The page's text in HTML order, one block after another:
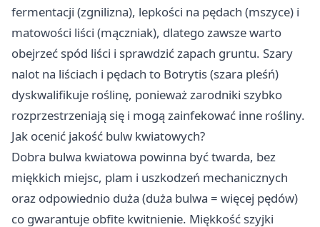
fermentacji (zgnilizna), lepkości na pędach (mszyce) i
matowości liści (mączniak), dlatego zawsze warto
obejrzeć spód liści i sprawdzić zapach gruntu. Szary
nalot na liściach i pędach to Botrytis (szara pleśń)
dyskwalifikuje roślinę, ponieważ zarodniki szybko
rozprzestrzeniają się i mogą zainfekować inne rośliny.
Jak ocenić jakość bulw kwiatowych?
Dobra bulwa kwiatowa powinna być twarda, bez
miękkich miejsc, plam i uszkodzeń mechanicznych
oraz odpowiednio duża (duża bulwa = więcej pędów)
co gwarantuje obfite kwitnienie. Miękkość szyjki